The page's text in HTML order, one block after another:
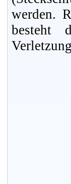
werden.
besteht